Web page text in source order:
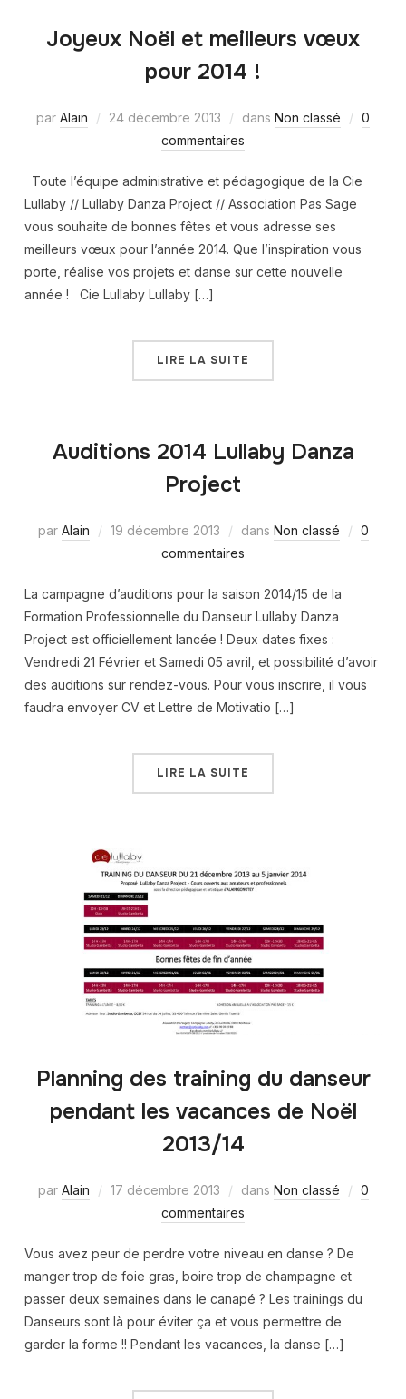
Joyeux Noël et meilleurs vœux
pour 2014 !
par Alain 24 décembre 2013 dans Non classé
0
commentaires
Toute l’équipe administrative et pédagogique de la Cie
Lullaby // Lullaby Danza Project // Association Pas Sage
vous souhaite de bonnes fêtes et vous adresse ses
meilleurs vœux pour l’année 2014. Que l’inspiration vous
porte, réalise vos projets et danse sur cette nouvelle
année ! Cie Lullaby Lullaby […]
LIRE LA SUITE
Auditions 2014 Lullaby Danza
Project
par Alain 19 décembre 2013 dans Non classé
0
commentaires
La campagne d’auditions pour la saison 2014/15 de la
Formation Professionnelle du Danseur Lullaby Danza
Project est officiellement lancée ! Deux dates fixes :
Vendredi 21 Février et Samedi 05 avril, et possibilité d’avoir
des auditions sur rendez-vous. Pour vous inscrire, il vous
faudra envoyer CV et Lettre de Motivatio […]
LIRE LA SUITE
Planning des training du danseur
pendant les vacances de Noël
2013/14
par Alain 17 décembre 2013 dans Non classé
0
commentaires
Vous avez peur de perdre votre niveau en danse ? De
manger trop de foie gras, boire trop de champagne et
passer deux semaines dans le canapé ? Les trainings du
Danseurs sont là pour éviter ça et vous permettre de
garder la forme !! Pendant les vacances, la danse […]